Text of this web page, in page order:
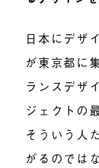
日本にデザ
が東京都に
ランスデザ
ジェクトの
そういう人
がるのでは